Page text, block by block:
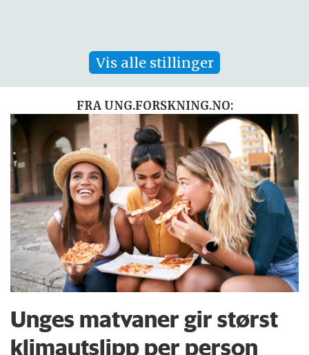
Vis alle stillinger
FRA UNG.FORSKNING.NO:
Unges matvaner gir størst
klimautslipp per person